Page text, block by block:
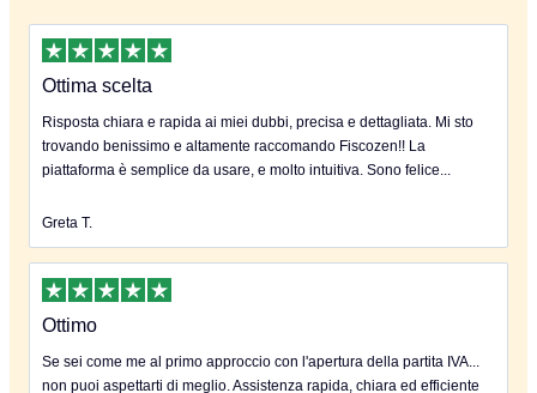
Ottima scelta
Risposta chiara e rapida ai miei dubbi, precisa e dettagliata. Mi sto
trovando benissimo e altamente raccomando Fiscozen!! La
piattaforma è semplice da usare, e molto intuitiva. Sono felice...
Greta T.
Ottimo
Se sei come me al primo approccio con l'apertura della partita IVA...
non puoi aspettarti di meglio. Assistenza rapida, chiara ed efficiente